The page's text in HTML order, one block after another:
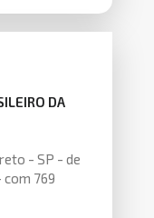
DA
- SP - de
com 769